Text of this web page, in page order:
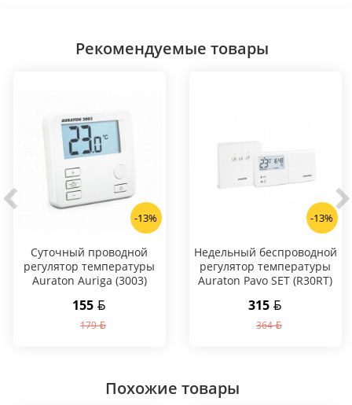
Рекомендуемые товары
-13%
Суточный проводной
регулятор температуры
Auraton Auriga (3003)
155
179
-13%
Hедельный беспроводной
регулятор температуры
Auraton Pavo SET (R30RT)
315
364
Похожие товары